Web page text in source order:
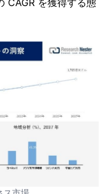
CAGR を獲得する態